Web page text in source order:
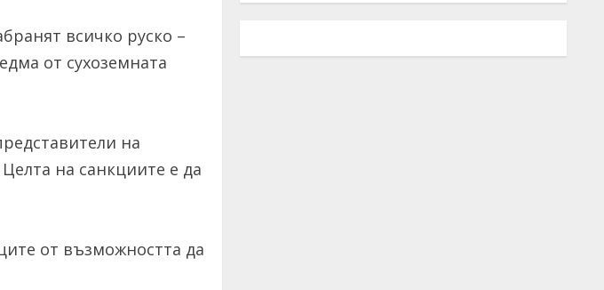
всичко руско –
от сухоземната
на
на санкциите е да
от възможността да